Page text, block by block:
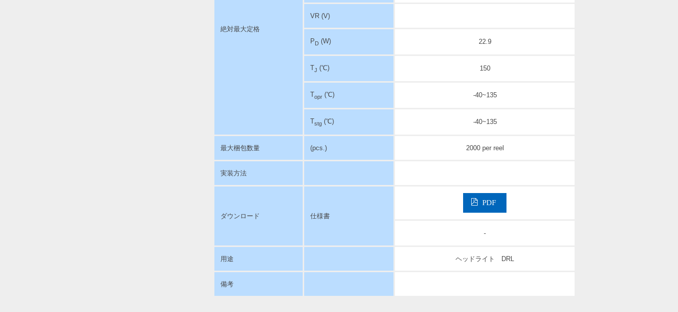
絶対最大定格
VR (V)
PD (W) 22.9
TJ (℃) 150
Topr (℃) -40~135
Tstg (℃) -40~135
最大梱包数量 (pcs.) 2000 per reel
実装方法
ダウンロード 仕様書
PDF
-
用途 ヘッドライト DRL
備考